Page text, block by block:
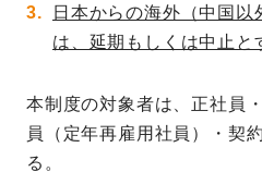
日本からの海外（中国
は、延期もしくは中止と
本制度の対象者は、正社員
員（定年再雇用社員）・契
る。